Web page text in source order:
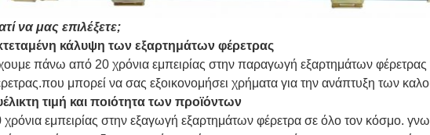
να μας επιλέξετε;
κάλυψη των εξαρτημάτων φέρετρας
πάνω από 20 χρόνια εμπειρίας στην παραγωγή εξαρτημάτων φέρετρας
μπορεί να σας εξοικονομήσει χρήματα για την ανάπτυξη των
τιμή και ποιότητα των προϊόντων
χρόνια εμπειρίας στην εξαγωγή εξαρτημάτων φέρετρα σε όλο τον κόσμο.